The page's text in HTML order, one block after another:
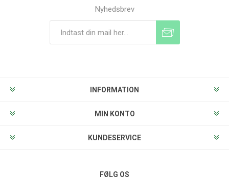
Nyhedsbrev
INFORMATION
MIN KONTO
KUNDESERVICE
FØLG OS